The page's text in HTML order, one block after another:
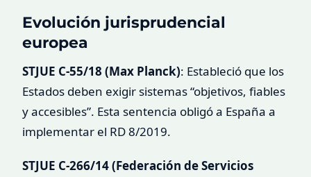
Evolución jurisprudencial
europea
STJUE C-55/18 (Max Planck): Estableció que los
Estados deben exigir sistemas “objetivos, fiables
y accesibles”. Esta sentencia obligó a España a
implementar el RD 8/2019.
STJUE C-266/14 (Federación de Servicios